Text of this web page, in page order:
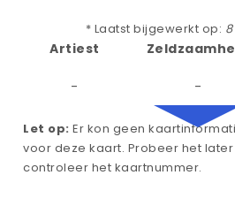
* Laatst bijgewerkt op:
Artiest
- -
Let op: Er kon geen
voor deze kaart. Probeer het
controleer het kaartnummer.